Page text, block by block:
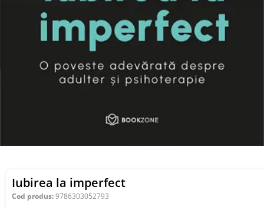
Iubirea la imperfect
Cod produs:9786303052793